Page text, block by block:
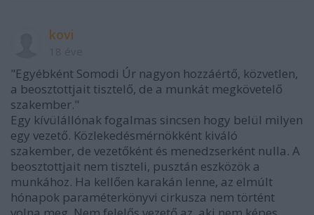
kovi
"Egyébként Somodi Úr nagyon hozzáértő, közvetlen,
a beosztottjait tisztelő, de a munkát megkövetelő
szakember."
Egy kívülállónak fogalmas sincsen hogy belül milyen
egy vezető. Közlekedésmérnökként kiváló
szakember, de vezetőként és menedzserként nulla. A
beosztottjait nem tiszteli, pusztán eszközök a
munkához. Ha kellően karakán lenne, az elmúlt
hónapok paraméterkönyvi cirkusza nem történt